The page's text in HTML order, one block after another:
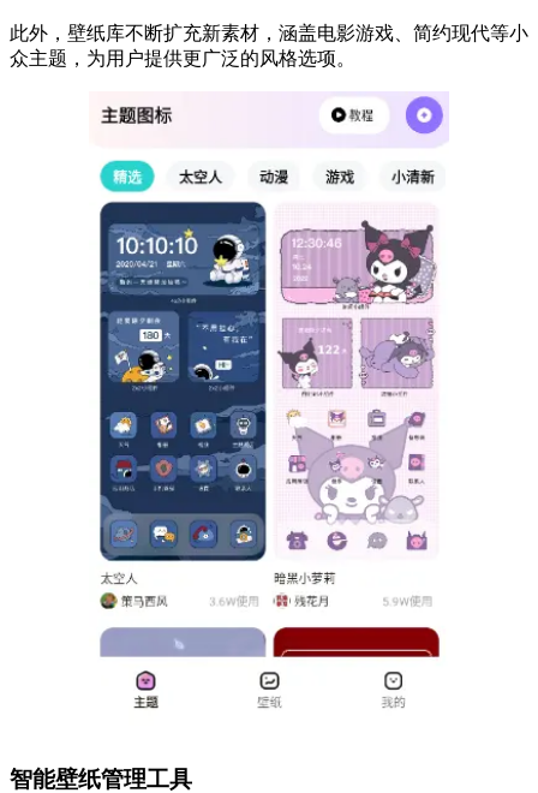
此外，壁纸库不断扩充新素材，涵盖电影游戏、简约现代等小
众主题，为用户提供更广泛的风格选项。
​智能壁纸管理工具​